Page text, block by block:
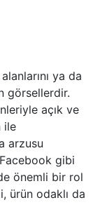
ya da
görsellerdir.
açık ve
ile
arzusu
gibi
önemli bir rol
ürün odaklı da